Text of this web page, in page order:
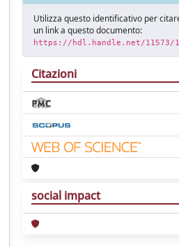
Utilizza questo identificativo per
un link a questo documento:
https://hdl.handle.net/11573/
Citazioni
social impact